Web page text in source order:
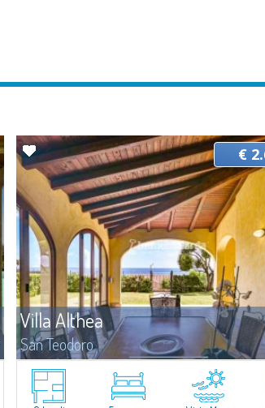
Villa Althea
San Teodoro
​Magnifica villa padronale in vendita a San Teodoro in
Caddu, celebre per le sue spiagge di cui l’omonima di
grana grossa, rocciosa e perfetta per lo snorkeling, e
€